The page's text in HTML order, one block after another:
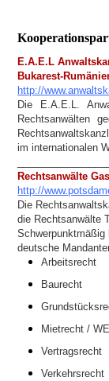
E.A.E.L
Bukarest-
http://
Die E.A.E.L.
Rechtsanwälten
im internationalen
Rechtsanwälte
http://
Die
die Rechtsanwälte
Schwerpunktmäßig
deutsche
Arbeitsrecht
Baurecht
Mietrecht /
Vertragsrecht
Verkehrsrecht